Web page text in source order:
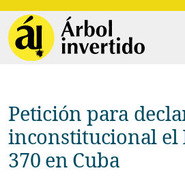
Petición para declarar
inconstitucional el
370 en Cuba